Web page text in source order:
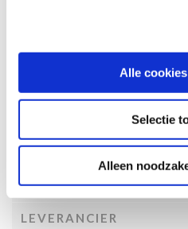
Alle
Selectie
Alleen
INCLUSIEF/EXCLUSIEF
VOORWAARDEN
SPECIALS
TOESLAGEN
LEVERANCIER